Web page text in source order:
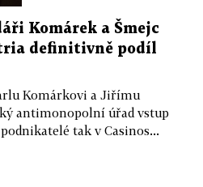
Komárek a Šmejc
definitivně podíl
Komárkovi a Jiřímu
antimonopolní úřad vstup
tak v Casinos...